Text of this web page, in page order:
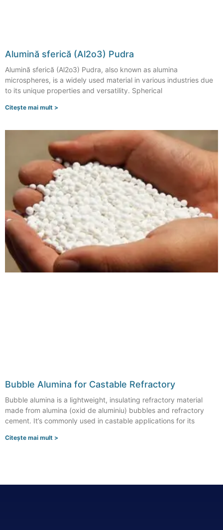
Alumină sferică (Al2o3) Pudra
Alumină sferică (Al2o3) Pudra, also known as alumina
microspheres, is a widely used material in various industries due
to its unique properties and versatility. Spherical
Citeşte mai mult >
Bubble Alumina for Castable Refractory
Bubble alumina is a lightweight, insulating refractory material
made from alumina (oxid de aluminiu) bubbles and refractory
cement. It’s commonly used in castable applications for its
Citeşte mai mult >